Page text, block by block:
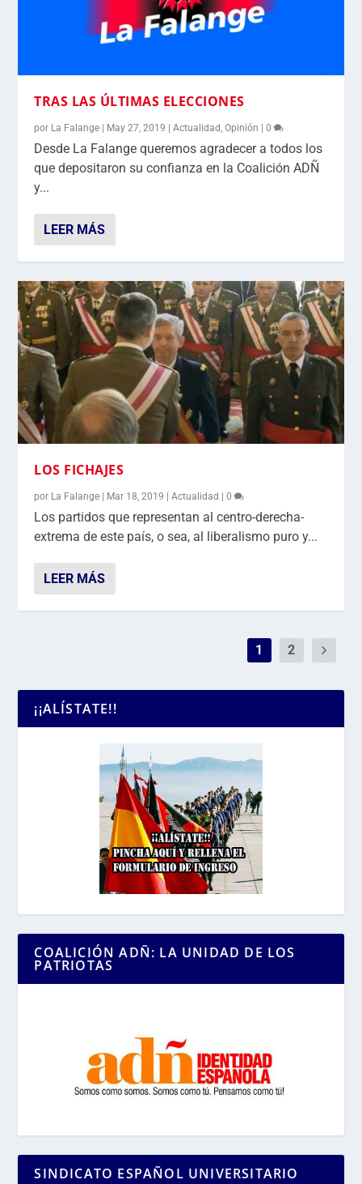
TRAS LAS ÚLTIMAS ELECCIONES
por La Falange | May 27, 2019 |Actualidad ,Opinión |0
Desde La Falange queremos agradecer a todos los
que depositaron su confianza en la Coalición ADÑ
y...
LEER MÁS
LOS FICHAJES
por La Falange Mar 18, 2019 |Actualidad |0
Los partidos que representan al centro-derecha-
extrema de este país, o sea, al liberalismo puro y...
LEER MÁS
1 2
¡¡ALÍSTATE!!
COALICIÓN ADÑ: LA UNIDAD DE LOS
PATRIOTAS
SINDICATO ESPAÑOL UNIVERSITARIO